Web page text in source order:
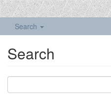
Search
Search